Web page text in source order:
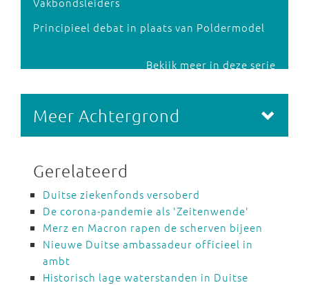
Principieel debat in plaats van Poldermodel
Bekijk meer in deze serie
Meer Achtergrond
Gerelateerd
Duitse ziekenfonds versoberd
De corona-pandemie als 'Zeitenwende'
Merz en Macron rapen de scherven bijeen
Nieuwe Duitse ambassadeur officieel in
ambt
Historisch lage waterstanden in Duitse